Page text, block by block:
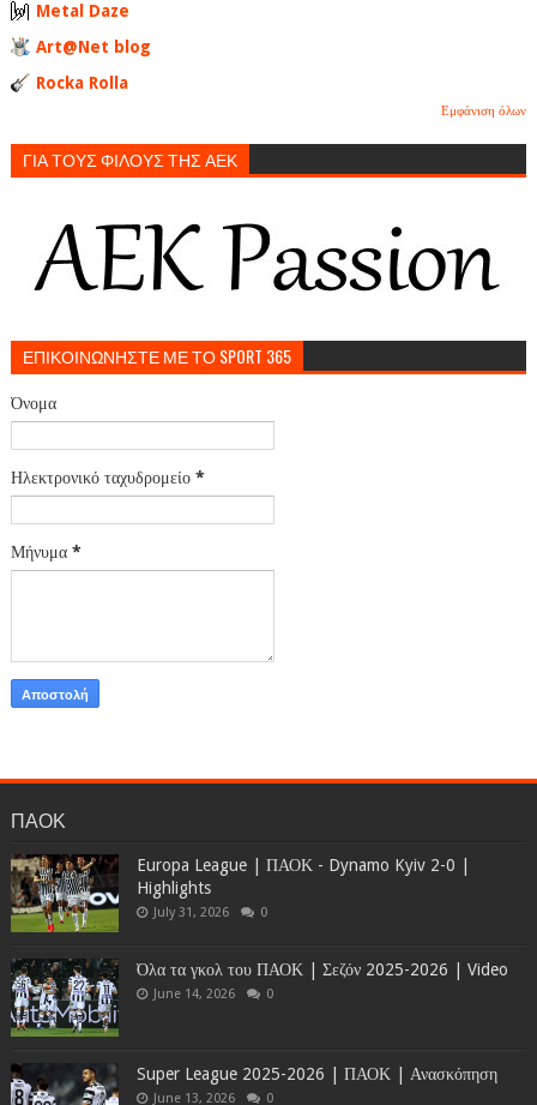
Metal Daze
Art@Net blog
Rocka Rolla
Εμφάνιση όλων
ΓΙΑ ΤΟΥΣ ΦΙΛΟΥΣ ΤΗΣ ΑΕΚ
ΕΠΙΚΟΙΝΩΝΗΣΤΕ ΜΕ ΤΟ SPORT 365
Όνομα
Ηλεκτρονικό ταχυδρομείο *
Μήνυμα *
ΠΑΟΚ
Europa League | ΠΑΟΚ - Dynamo Kyiv 2-0 |
Highlights
July 31, 2026 0
Όλα τα γκολ του ΠΑΟΚ | Σεζόν 2025-2026 | Video
June 14, 2026 0
Super League 2025-2026 | ΠΑΟΚ | Ανασκόπηση
June 13, 2026 0